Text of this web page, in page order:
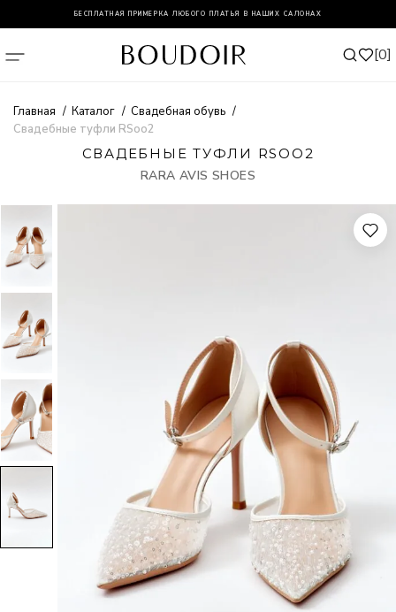
БЕСПЛАТНАЯ ПРИМЕРКА ЛЮБОГО ПЛАТЬЯ В НАШИХ САЛОНАХ
0
Главная Каталог
Свадебная обувь
Свадебные туфли RSoo2
СВАДЕБНЫЕ ТУФЛИ RSOO2
RARA AVIS SHOES